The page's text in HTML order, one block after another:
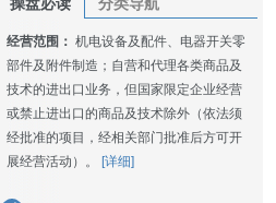
经营范围： 机电设备及配件、电器开关零
部件及附件制造；自营和代理各类商品及
技术的进出口业务，但国家限定企业经营
或禁止进出口的商品及技术除外（依法须
经批准的项目，经相关部门批准后方可开
展经营活动）。
[详细]